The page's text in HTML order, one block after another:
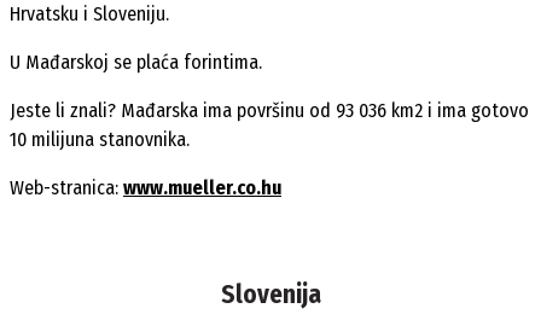
Hrvatsku i Sloveniju.
U Mađarskoj se plaća forintima.
Jeste li znali? Mađarska ima površinu od 93 036 km2 i ima gotovo
10 milijuna stanovnika.
Web-stranica: www.mueller.co.hu
Slovenija